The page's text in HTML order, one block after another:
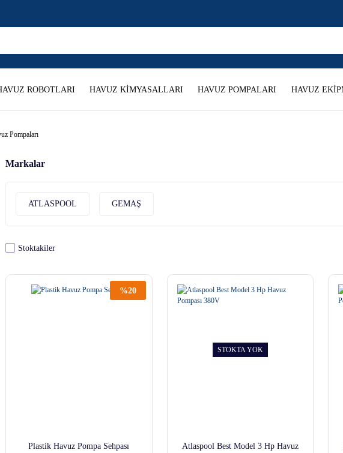
ROBOTLARI HAVUZ KİMYASALLARI HAVUZ POMPALARI HAVUZ
Pompaları
Markalar
ATLASPOOL GEMAŞ
Stoktakiler
%20
Plastik Havuz Pompa Sehpası
STOKTA YOK
Atlaspool Best Model 3 Hp Havuz